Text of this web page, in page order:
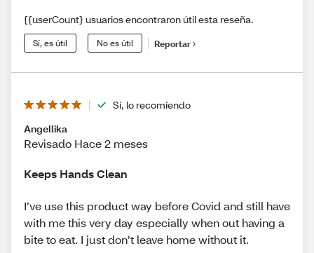
{{userCount} usuarios encontraron útil esta reseña.
Sí, es útil No es útil Reportar
Sí, lo recomiendo
Angellika
Revisado Hace 2 meses
Keeps Hands Clean
I’ve use this product way before Covid and still have
with me this very day especially when out having a
bite to eat. I just don’t leave home without it.